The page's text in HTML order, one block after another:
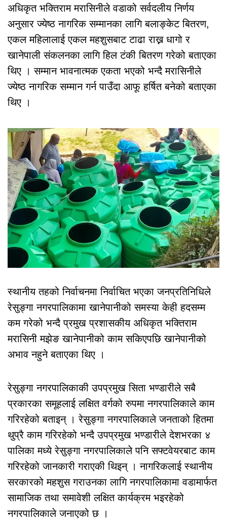
अधिकृत भक्तिराम मरासिनीले वडाको सर्वदलीय निर्णय
अनुसार ज्येष्ठ नागरिक सम्मानका लागि बलाङ्केट बितरण,
एकल महिलालाई एकल महशुसबाट टाढा राख्न धागो र
खानेपाली संकलनका लागि हिल टंकी बितरण गरेको बताएका
थिए । सम्मान भावनात्मक एकता भएको भन्दै मरासिनीले
ज्येष्ठ नागरिक सम्मान गर्न पाउँदा आफू हर्षित बनेको बताएका
थिए ।
स्थानीय तहको निर्वाचनमा निर्वाचित भएका जनप्रतिनिधिले
रेसुङ्गा नगरपालिकामा खानेपानीको समस्या केही हदसम्म
कम गरेको भन्दै प्रमुख प्रशासकीय अधिकृत भक्तिराम
मरासिनी मझेङ खानेपानीको काम सकिएपछि खानेपानीको
अभाव नहुने बताएका थिए ।
रेसुङ्गा नगरपालिकाकी उपप्रमुख सिता भण्डारीले सबै
प्रकारका समूहलाई लक्षित वर्गको रुपमा नगरपालिकाले काम
गरिरहेको बताइन् । रेसुङ्गा नगरपालिकाले जनताको हितमा
थुप्रै काम गरिरहेको भन्दै उपप्रमुख भण्डारीले देशभरका ४
पालिका मध्ये रेसुङ्गा नगरपालिकाले पनि सफ्टवेयरबाट काम
गरिरहेको जानकारी गराएकी थिइन् । नागरिकलाई स्थानीय
सरकारको महशुस गराउनका लागि नगरपालिकामा वडामार्फत
सामाजिक तथा समावेशी लक्षित कार्यक्रम भइरहेको
नगरपालिकाले जनाएको छ ।